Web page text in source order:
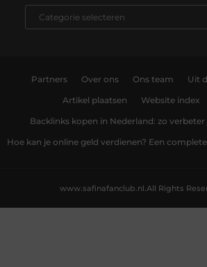
Partners Over ons Ons team Uit
Artikel plaatsen Website index
Backlinks kopen in Nederland: zo
Hoe kan je online geld verdienen? Een
All Rights
www.safinafanclub.nl.